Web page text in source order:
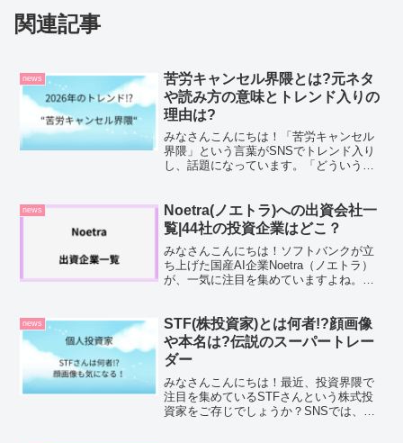
関連記事
news
苦労キャンセル界隈とは?元ネタ
や読み方の意味とトレンド入りの
理由は?
みなさんこんにちは！「苦労キャンセル
界隈」という言葉がSNSでトレンド入り
し、話題になっています。「どういう意
の言葉、生成AIの急速な普及によって“人
の苦労がどんどん...
news
Noetra(ノエトラ)への出資会社一
覧|44社の投資企業はどこ？
みなさんこんにちは！ソフトバンクが立
ち上げた国産AI企業Noetra（ノエトラ）
が、一気に注目を集めていますよね。経
業が関わっているんだろう」と気になっ
た方も多...
news
STF(株投資家)とは何者!?顔画像
や本名は?伝説のスーパートレー
ダー
みなさんこんにちは！最近、投資界隈で
注目を集めているSTFさんという株式投
資家をご存じでしょうか？SNSでは、